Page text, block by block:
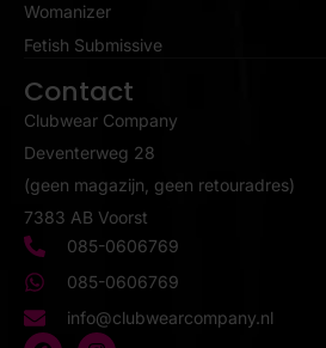
Womanizer
Fetish Submissive
Contact
Clubwear Company
Deventerweg 28
(geen magazijn, geen retouradres)
7383 AB Voorst
085-0606769
085-0606769
info@clubwearcompany.nl